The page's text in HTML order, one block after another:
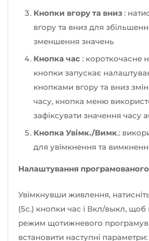
Кнопки вгору та вниз :
вгору та вниз для
зменшення значень
Кнопка час : короткочасне
кнопки запускає
кнопками вгору та вниз
часу, кнопка меню
зафіксувати значення часу
Кнопка Увімк./Вимк.:
для увімкнення та
Налаштування
Увімкнувши живлення,
(5с.) кнопки час і Вкл/выкл, щоб
режим щотижневого
встановити наступні